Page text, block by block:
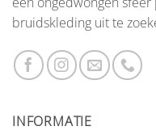
bruidskleding uit te
INFORMATIE